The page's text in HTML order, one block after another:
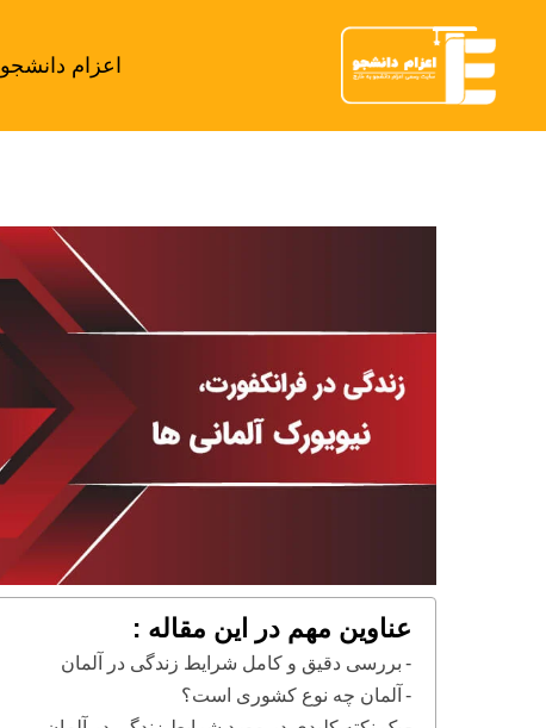
اعزام دانشجو
عناوین مهم در این مقاله :
بررسی دقیق و کامل شرایط زندگی در آلمان
آلمان چه نوع کشوری است؟